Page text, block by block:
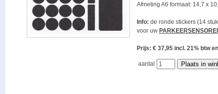
Afmeting A6 formaat: 14,7 x
Info: de ronde stickers (14
voor uw
Prijs: € 37,95 incl. 21% btw
aantal